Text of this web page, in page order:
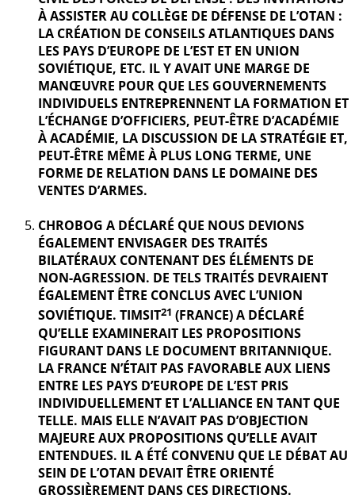
À ASSISTER AU COLLÈGE DE DÉFENSE DE L’OTAN :
LA CRÉATION DE CONSEILS ATLANTIQUES DANS
LES PAYS D’EUROPE DE L’EST ET EN UNION
SOVIÉTIQUE, ETC. IL Y AVAIT UNE MARGE DE
MANŒUVRE POUR QUE LES GOUVERNEMENTS
INDIVIDUELS ENTREPRENNENT LA FORMATION ET
L’ÉCHANGE D’OFFICIERS, PEUT-ÊTRE D’ACADÉMIE
À ACADÉMIE, LA DISCUSSION DE LA STRATÉGIE ET,
PEUT-ÊTRE MÊME À PLUS LONG TERME, UNE
FORME DE RELATION DANS LE DOMAINE DES
VENTES D’ARMES.
CHROBOG A DÉCLARÉ QUE NOUS DEVIONS
ÉGALEMENT ENVISAGER DES TRAITÉS
BILATÉRAUX CONTENANT DES ÉLÉMENTS DE
NON-AGRESSION. DE TELS TRAITÉS DEVRAIENT
ÉGALEMENT ÊTRE CONCLUS AVEC L’UNION
SOVIÉTIQUE. TIMSIT21 (FRANCE) A DÉCLARÉ
QU’ELLE EXAMINERAIT LES PROPOSITIONS
FIGURANT DANS LE DOCUMENT BRITANNIQUE.
LA FRANCE N’ÉTAIT PAS FAVORABLE AUX LIENS
ENTRE LES PAYS D’EUROPE DE L’EST PRIS
INDIVIDUELLEMENT ET L’ALLIANCE EN TANT QUE
TELLE. MAIS ELLE N’AVAIT PAS D’OBJECTION
MAJEURE AUX PROPOSITIONS QU’ELLE AVAIT
ENTENDUES. IL A ÉTÉ CONVENU QUE LE DÉBAT AU
SEIN DE L’OTAN DEVAIT ÊTRE ORIENTÉ
GROSSIÈREMENT DANS CES DIRECTIONS.